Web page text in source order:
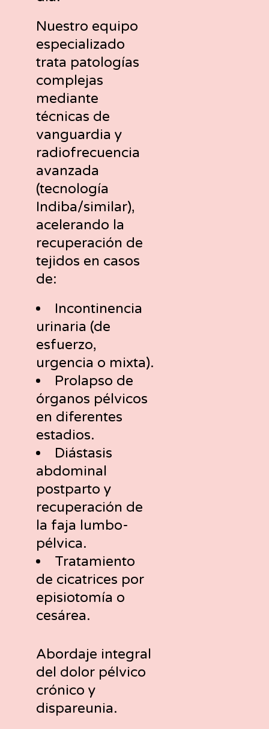
Nuestro equipo
especializado
trata patologías
complejas
mediante
técnicas de
vanguardia y
radiofrecuencia
avanzada
(tecnología
Indiba/similar),
acelerando la
recuperación de
tejidos en casos
de:
Incontinencia
urinaria (de
esfuerzo,
urgencia o mixta).
Prolapso de
órganos pélvicos
en diferentes
estadios.
Diástasis
abdominal
postparto y
recuperación de
la faja lumbo-
pélvica.
Tratamiento
de cicatrices por
episiotomía o
cesárea.
Abordaje integral
del dolor pélvico
crónico y
dispareunia.